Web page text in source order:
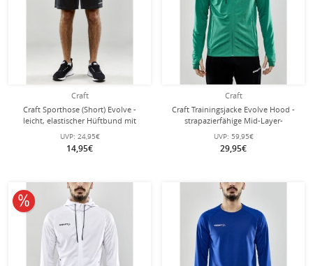
Craft
Craft Sporthose (Short) Evolve -
leicht, elastischer Hüftbund mit
Kordelzug, ohne Seitentaschen -
asphaltgrau Herren
UVP: 24,95€
14,95€
Craft
Craft Trainingsjacke Evolve Hood -
strapazierfähige Mid-Layer-
Kapuzenjacke aus Stretchmaterial -
grün Herren
UVP: 59,95€
29,95€
10% reduziert